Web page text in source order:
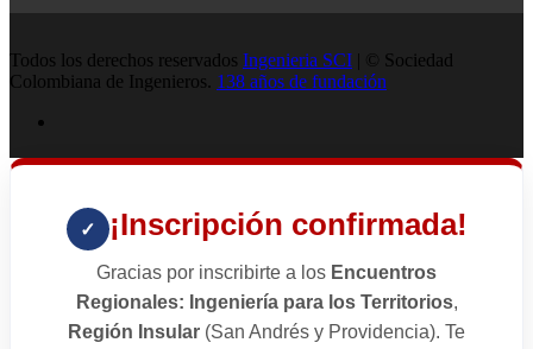
Todos los derechos reservados Ingenieria SCI | © Sociedad
Colombiana de Ingenieros. 138 años de fundación
✓ ¡Inscripción confirmada!
Gracias por inscribirte a los Encuentros
Regionales: Ingeniería para los Territorios,
Región Insular (San Andrés y Providencia). Te